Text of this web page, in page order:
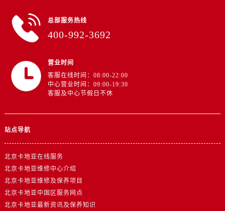
总部服务热线
400-992-3692
营业时间
客服在线时间：08:00-22:00
中心营业时间：09:00-19:30
客服及中心节假日不休
站点导航
北京卡地亚在线服务
北京卡地亚维修中心介绍
北京卡地亚维修及保养项目
北京卡地亚中国区服务网点
北京卡地亚最新资讯及保养知识